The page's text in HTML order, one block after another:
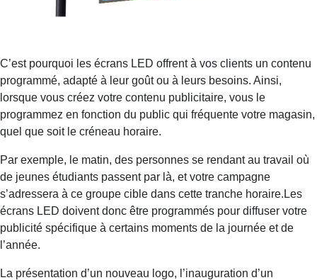
C’est pourquoi les écrans LED offrent à vos clients un contenu
programmé, adapté à leur goût ou à leurs besoins. Ainsi,
lorsque vous créez votre contenu publicitaire, vous le
programmez en fonction du public qui fréquente votre magasin,
quel que soit le créneau horaire.
Par exemple, le matin, des personnes se rendant au travail où
de jeunes étudiants passent par là, et votre campagne
s’adressera à ce groupe cible dans cette tranche horaire.Les
écrans LED doivent donc être programmés pour diffuser votre
publicité spécifique à certains moments de la journée et de
l’année.
La présentation d’un nouveau logo, l’inauguration d’un